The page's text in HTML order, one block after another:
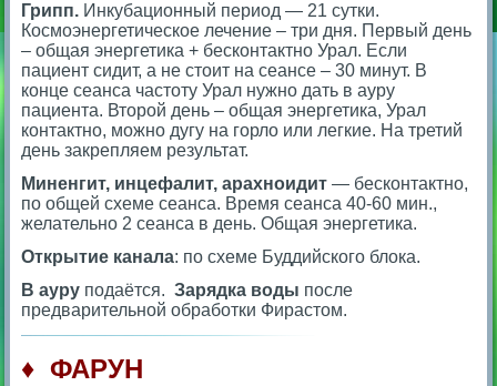
Грипп. Инкубационный период — 21 сутки.
Космоэнергетическое лечение – три дня. Первый день
– общая энергетика + бесконтактно Урал. Если
пациент сидит, а не стоит на сеансе – 30 минут. В
конце сеанса частоту Урал нужно дать в ауру
пациента. Второй день – общая энергетика, Урал
контактно, можно дугу на горло или легкие. На третий
день закрепляем результат.
Миненгит, инцефалит, арахноидит — бесконтактно,
по общей схеме сеанса. Время сеанса 40-60 мин.,
желательно 2 сеанса в день. Общая энергетика.
Открытие канала: по схеме Буддийского блока.
В ауру подаётся.Зарядка воды после
предварительной обработки Фирастом.
♦ ФАРУН